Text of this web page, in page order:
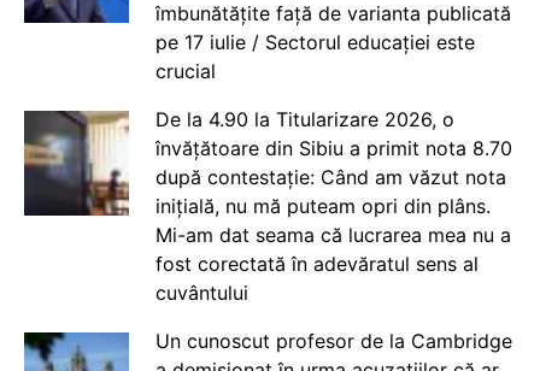
îmbunătățite față de varianta publicată
pe 17 iulie / Sectorul educației este
crucial
De la 4.90 la Titularizare 2026, o
învățătoare din Sibiu a primit nota 8.70
după contestație: Când am văzut nota
inițială, nu mă puteam opri din plâns.
Mi-am dat seama că lucrarea mea nu a
fost corectată în adevăratul sens al
cuvântului
Un cunoscut profesor de la Cambridge